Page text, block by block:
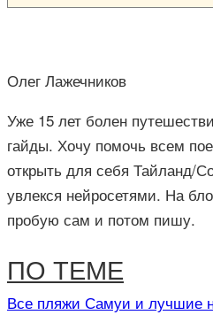
Олег Лажечников
Уже 15 лет болен
гайды. Хочу помочь всем
открыть для себя Тайланд/
увлекся нейросетями. На
пробую сам и потом пишу.
ПО ТЕМЕ
Все пляжи Самуи и лучшие